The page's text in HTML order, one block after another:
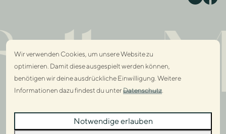
Wir verwenden Cookies, um unsere Website zu
optimieren. Damit diese ausgespielt werden können,
benötigen wir deine ausdrückliche Einwilligung. Weitere
Informationen dazu findest du unterDatenschutz
Notwendige erlauben